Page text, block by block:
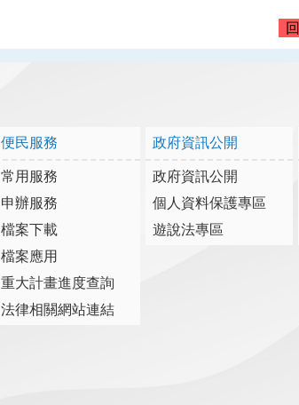
便民服務
常用服務
申辦服務
檔案下載
檔案應用
重大計畫進度查詢
法律相關網站連結
政府資訊公開
政府資訊公開
個人資料保護專區
遊說法專區